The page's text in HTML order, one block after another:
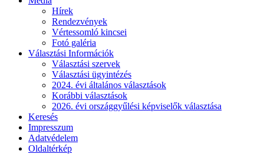
Hírek
Rendezvények
Vértessomló kincsei
Fotó galéria
Választási Információk
Választási szervek
Választási ügyintézés
2024. évi általános választások
Korábbi választások
2026. évi országgyűlési képviselők választása
Keresés
Impresszum
Adatvédelem
Oldaltérkép